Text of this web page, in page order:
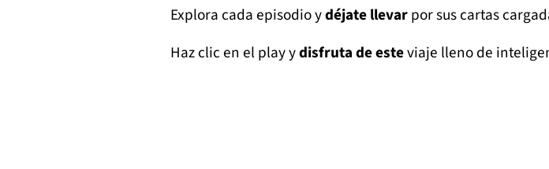
Explora cada episodio ydéjate llevarpor sus cartas
Haz clic en el play ydisfruta de esteviaje lleno de